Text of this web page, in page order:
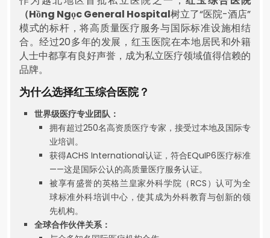
（Hồng Ngọc General Hospital树立了“医院-酒店”
模式的标杆，将高质量医疗服务与国际标准设施相结
合。经过20多年的发展，红玉医院在本地居民和外籍
人士中都享有良好声誉，成为私立医疗领域值得信赖的
品牌。
为什么选择红玉综合医院？
世界级医疗专业团队：
拥有超过250名高资质医疗专家，接受过本地及国际专
业培训。
获得ACHS International认证，符合EQuIP6医疗标准
——这是国际公认的高质量医疗服务认证。
被享有盛誉的英格兰皇家外科学院（RCS）认可为全
球标准外科培训中心，使其成为外科教育与创新的领
先机构。
全球合作伙伴关系：